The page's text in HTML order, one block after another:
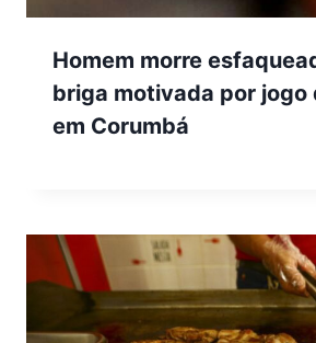
Homem morre
briga motivada por jogo
em Corumbá